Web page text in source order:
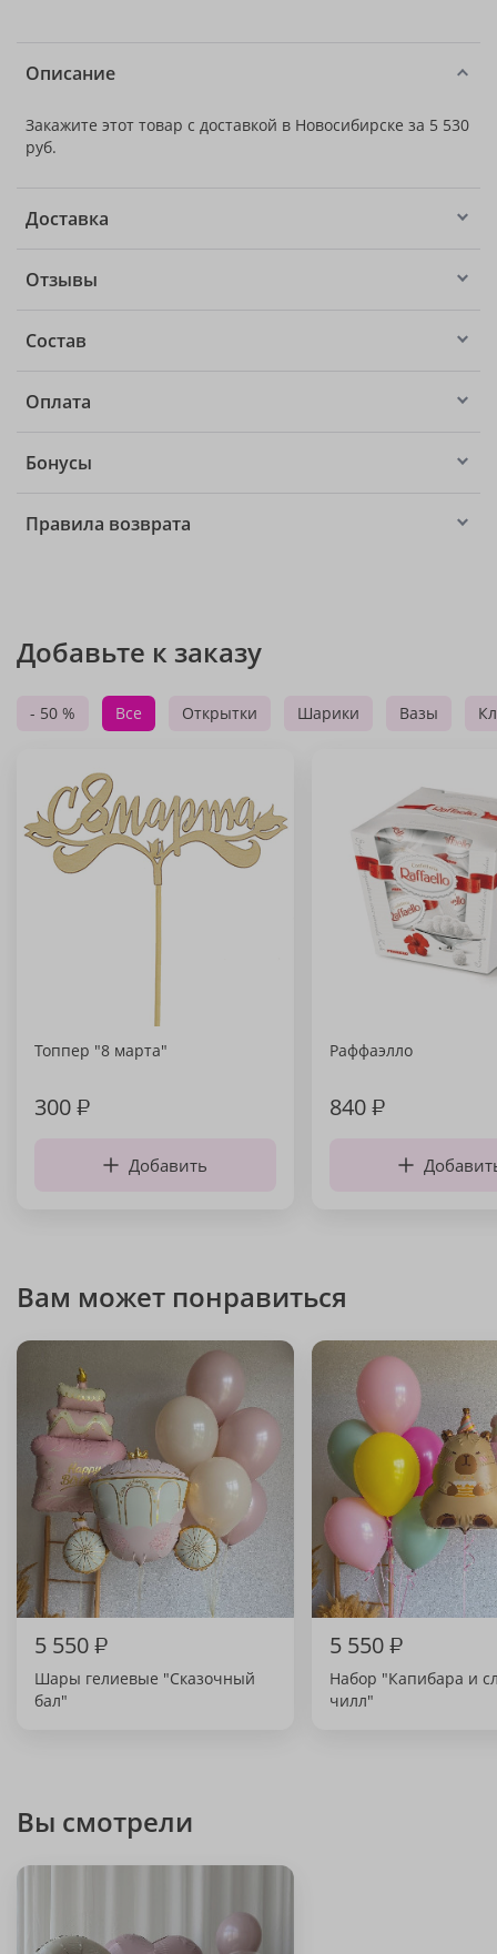
Описание
Закажите этот товар с доставкой в Новосибирске за 5 530
руб.
Доставка
Отзывы
Состав
Оплата
Бонусы
Правила возврата
Добавьте к заказу
- 50 % Все Открытки Шарики Вазы
Топпер "8 марта"
300₽
Добавить
Раффаэлло
840₽
Вам может понравиться
5 550₽
Шары гелиевые "Сказочный
бал"
5 550₽
Набор "Капибара и
чилл"
Вы смотрели